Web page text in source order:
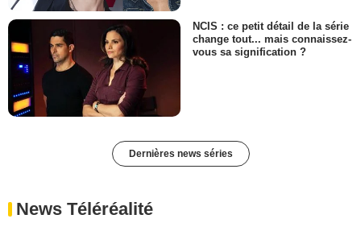
NCIS : ce petit détail de la série
change tout... mais connaissez-
vous sa signification ?
Dernières news séries
News Téléréalité